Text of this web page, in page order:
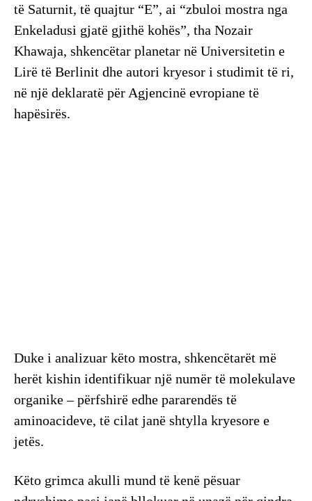
të Saturnit, të quajtur “E”, ai “zbuloi mostra nga
Enkeladusi gjatë gjithë kohës”, tha Nozair
Khawaja, shkencëtar planetar në Universitetin e
Lirë të Berlinit dhe autori kryesor i studimit të ri,
në një deklaratë për Agjencinë evropiane të
hapësirës.
Duke i analizuar këto mostra, shkencëtarët më
herët kishin identifikuar një numër të molekulave
organike – përfshirë edhe pararendës të
aminoacideve, të cilat janë shtylla kryesore e
jetës.
Këto grimca akulli mund të kenë pësuar